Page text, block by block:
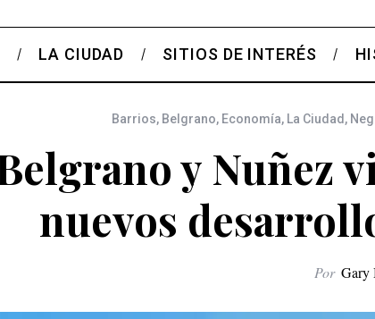
LA CIUDAD SITIOS DE INTERÉS
Barrios, Belgrano, Economía, La Ciudad ,
y Nuñez
nuevos
Por Gary